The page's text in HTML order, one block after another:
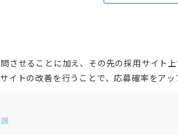
させることに加え、その先の採用サイト上
イトの改善を行うことで、応募確率をアッ
係長」というサービスを提供しており、無